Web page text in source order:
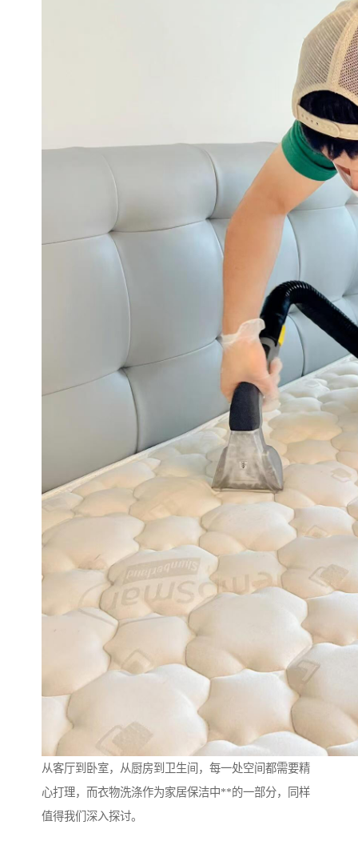
从客厅到卧室，从厨房到卫生间，每一处空间都需要精
心打理，而衣物洗涤作为家居保洁中**的一部分，同样
值得我们深入探讨。